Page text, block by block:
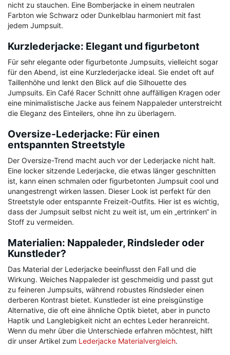
nicht zu stauchen. Eine Bomberjacke in einem neutralen
Farbton wie Schwarz oder Dunkelblau harmoniert mit fast
jedem Jumpsuit.
Kurzlederjacke: Elegant und figurbetont
Für sehr elegante oder figurbetonte Jumpsuits, vielleicht sogar
für den Abend, ist eine Kurzlederjacke ideal. Sie endet oft auf
Taillenhöhe und lenkt den Blick auf die Silhouette des
Jumpsuits. Ein Café Racer Schnitt ohne auffälligen Kragen oder
eine minimalistische Jacke aus feinem Nappaleder unterstreicht
die Eleganz des Einteilers, ohne ihn zu überlagern.
Oversize-Lederjacke: Für einen
entspannten Streetstyle
Der Oversize-Trend macht auch vor der Lederjacke nicht halt.
Eine locker sitzende Lederjacke, die etwas länger geschnitten
ist, kann einen schmalen oder figurbetonten Jumpsuit cool und
unangestrengt wirken lassen. Dieser Look ist perfekt für den
Streetstyle oder entspannte Freizeit-Outfits. Hier ist es wichtig,
dass der Jumpsuit selbst nicht zu weit ist, um ein „ertrinken“ in
Stoff zu vermeiden.
Materialien: Nappaleder, Rindsleder oder
Kunstleder?
Das Material der Lederjacke beeinflusst den Fall und die
Wirkung. Weiches Nappaleder ist geschmeidig und passt gut
zu feineren Jumpsuits, während robustes Rindsleder einen
derberen Kontrast bietet. Kunstleder ist eine preisgünstige
Alternative, die oft eine ähnliche Optik bietet, aber in puncto
Haptik und Langlebigkeit nicht an echtes Leder heranreicht.
Wenn du mehr über die Unterschiede erfahren möchtest, hilft
dir unser Artikel zum Lederjacke Materialvergleich.